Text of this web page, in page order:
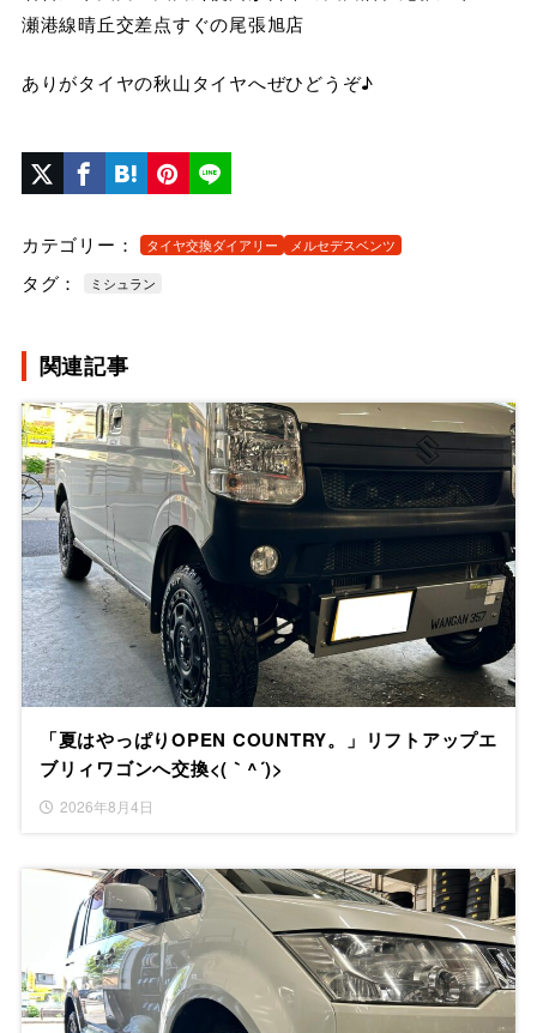
瀬港線晴丘交差点すぐの尾張旭店
ありがタイヤの秋山タイヤへぜひどうぞ♪
カテゴリー： タイヤ交換ダイアリー メルセデスベンツ
タグ： ミシュラン
関連記事
「夏はやっぱりOPEN COUNTRY。」リフトアップエ
ブリィワゴンへ交換<(｀^´)>
2026年8月4日